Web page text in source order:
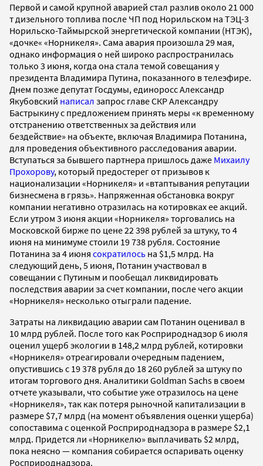
Первой и самой крупной аварией стал разлив около 21 000
т дизельного топлива после ЧП под Норильском на ТЭЦ-3
Норильско-Таймырской энергетической компании (НТЭК),
«дочке« «Норникеля». Сама авария произошла 29 мая,
однако информация о ней широко распространилась
только 3 июня, когда она стала темой совещания у
президента Владимира Путина, показанного в телеэфире.
Днем позже депутат Госдумы, единоросс Александр
Якубовский написал запрос главе СКР Александру
Бастрыкину с предложением принять меры «к временному
отстранению ответственных за действия или
бездействие» на объекте, включая Владимира Потанина,
для проведения объективного расследования аварии.
Вступаться за бывшего партнера пришлось даже Михаилу
Прохорову, который предостерег от призывов к
национализации «Норникеля» и «втаптывания репутации
бизнесмена в грязь». Напряженная обстановка вокруг
компании негативно отразилась на котировках ее акций.
Если утром 3 июня акции «Норникеля» торговались на
Московской бирже по цене 22 398 рублей за штуку, то 4
июня на минимуме стоили 19 738 рубля. Состояние
Потанина за 4 июня сократилось на $1,5 млрд. На
следующий день, 5 июня, Потанин участвовал в
совещании с Путиным и пообещал ликвидировать
последствия аварии за счет компании, после чего акции
«Норникеля» несколько отыграли падение.
Затраты на ликвидацию аварии сам Потанин оценивал в
10 млрд рублей. После того как Росприроднадзор 6 июля
оценил ущерб экологии в 148,2 млрд рублей, котировки
«Норникеля» отреагировали очередным падением,
опустившись с 19 378 рубля до 18 260 рублей за штуку по
итогам торгового дня. Аналитики Goldman Sachs в своем
отчете указывали, что событие уже отразилось на цене
«Норникеля», так как потеря рыночной капитализации в
размере $7,7 млрд (на момент объявления оценки ущерба)
сопоставима с оценкой Росприроднадзора в размере $2,1
млрд. Придется ли «Норникелю» выплачивать $2 млрд,
пока неясно — компания собирается оспаривать оценку
Росприроднадзора.